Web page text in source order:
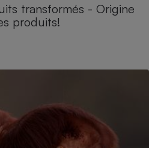
transformés - Origine
produits!